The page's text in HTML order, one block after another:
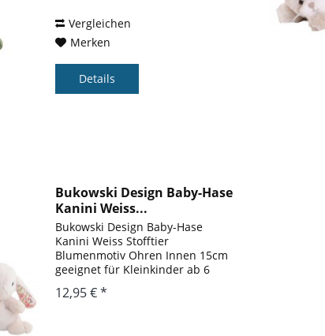
Vergleichen
Merken
Details
Bukowski Design Baby-Hase
Kanini Weiss...
Bukowski Design Baby-Hase
Kanini Weiss Stofftier
Blumenmotiv Ohren Innen 15cm
geeignet für Kleinkinder ab 6
Monaten Kanini - Floral (15cm)
Bukowski, Design of Sweden,
12,95 € *